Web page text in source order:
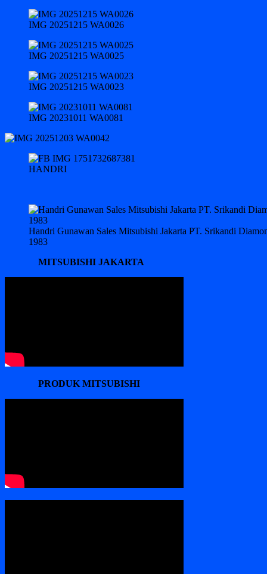
IMG 20251215 WA0026
IMG 20251215 WA0025
IMG 20251215 WA0023
IMG 20231011 WA0081
HANDRI
Handri Gunawan Sales Mitsubishi Jakarta PT. Srikandi
1983
MITSUBISHI JAKARTA
PRODUK MITSUBISHI